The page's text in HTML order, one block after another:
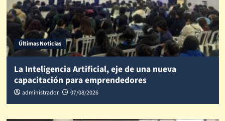
Últimas Noticias
La Inteligencia Artificial, eje de una nueva
capacitación para emprendedores
administrador 07/08/2026